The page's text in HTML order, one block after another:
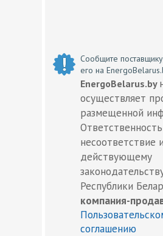
Сообщите
его на
EnergoBelarus.by
осуществляет
размещенной
несоответствие
действующему
Республики
компания-
соглашению